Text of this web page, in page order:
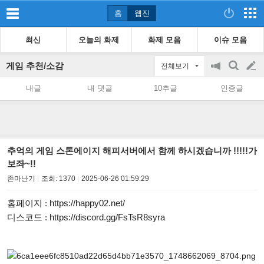
홈 웹진
최신 오늘의 화제 화제 모음 이슈 모음
게임 추천/소감 전체보기
공
on/off
검
색
글
쓰
내글 내 댓글 10추글 인증글
추억의 게임 스톤에이지 해피서버에서 함께 하시겠습니까 !!!!!가
보좌~!!
존마난기 조회: 1370 2025-06-26 01:59:29
홈페이지 : https://happy02.net/
디스코드 : https://discord.gg/FsTsR8syra